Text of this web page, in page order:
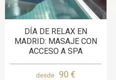
DÍA DE RELAX EN
MADRID: MASAJE CON
ACCESO A SPA
desde 90 €